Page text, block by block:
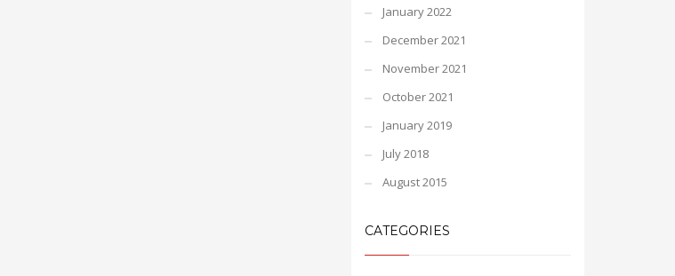
January 2022
December 2021
November 2021
October 2021
January 2019
July 2018
August 2015
CATEGORIES